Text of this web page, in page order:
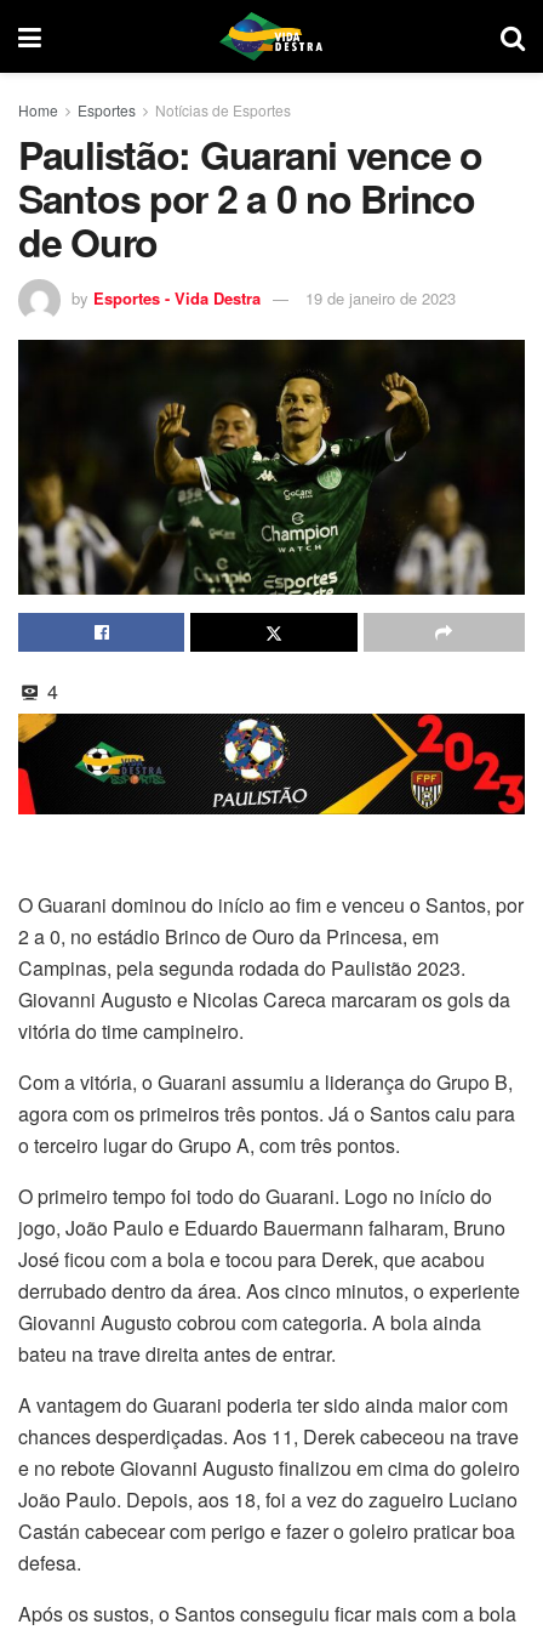
Home Esportes Notícias de Esportes
Paulistão: Guarani vence o
Santos por 2 a 0 no Brinco
de Ouro
by Esportes - Vida Destra 19 de janeiro de 2023
4
O Guarani dominou do início ao fim e venceu o Santos, por
2 a 0, no estádio Brinco de Ouro da Princesa, em
Campinas, pela segunda rodada do Paulistão 2023.
Giovanni Augusto e Nicolas Careca marcaram os gols da
vitória do time campineiro.
Com a vitória, o Guarani assumiu a liderança do Grupo B,
agora com os primeiros três pontos. Já o Santos caiu para
o terceiro lugar do Grupo A, com três pontos.
O primeiro tempo foi todo do Guarani. Logo no início do
jogo, João Paulo e Eduardo Bauermann falharam, Bruno
José ficou com a bola e tocou para Derek, que acabou
derrubado dentro da área. Aos cinco minutos, o experiente
Giovanni Augusto cobrou com categoria. A bola ainda
bateu na trave direita antes de entrar.
A vantagem do Guarani poderia ter sido ainda maior com
chances desperdiçadas. Aos 11, Derek cabeceou na trave
e no rebote Giovanni Augusto finalizou em cima do goleiro
João Paulo. Depois, aos 18, foi a vez do zagueiro Luciano
Castán cabecear com perigo e fazer o goleiro praticar boa
defesa.
Após os sustos, o Santos conseguiu ficar mais com a bola